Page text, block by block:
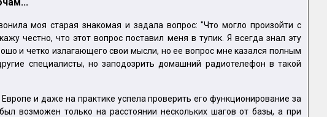
моя старая знакомая и задала вопрос: "Что могло произойти с
честно, что этот вопрос поставил меня в тупик. Я всегда знал эту
и четко излагающего свои мысли, но ее вопрос мне казался полным
специалисты, но заподозрить домашний радиотелефон в такой
и даже на практике успела проверить его функционирование за
возможен только на расстоянии нескольких шагов от базы, а при